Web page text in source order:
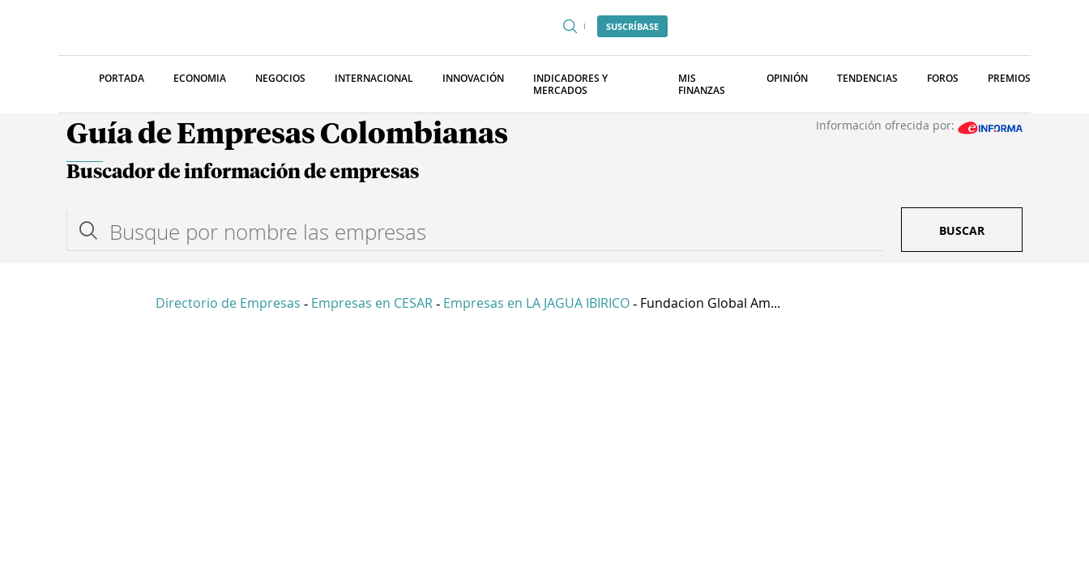
SUSCRÍBASE
PORTADA ECONOMIA NEGOCIOS INTERNACIONAL INNOVACIÓN
INDICADORES Y
MERCADOS
MIS
FINANZAS
OPINIÓN TENDENCIAS FOROS PREMIOS
Guía de Empresas Colombianas Información ofrecida por:
Buscador de información de empresas
BUSCAR
Directorio de Empresas - Empresas en CESAR - Empresas en LA JAGUA IBIRICO - Fundacion Global Am...